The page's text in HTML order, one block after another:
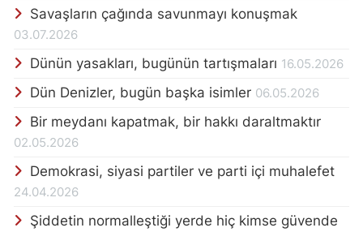
Savaşların çağında savunmayı konuşmak
03.07.2026
Dünün yasakları, bugünün tartışmaları 16.05.2026
Dün Denizler, bugün başka isimler 06.05.2026
Bir meydanı kapatmak, bir hakkı daraltmaktır
02.05.2026
Demokrasi, siyasi partiler ve parti içi muhalefet
24.04.2026
Şiddetin normalleştiği yerde hiç kimse güvende